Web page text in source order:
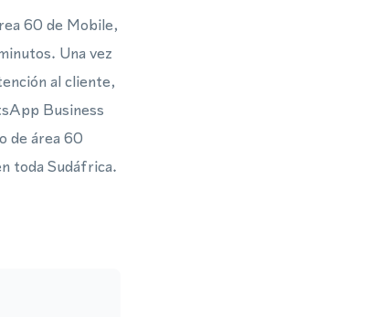
60 de Mobile,
Una vez
al cliente,
Business
de área 60
toda Sudáfrica.